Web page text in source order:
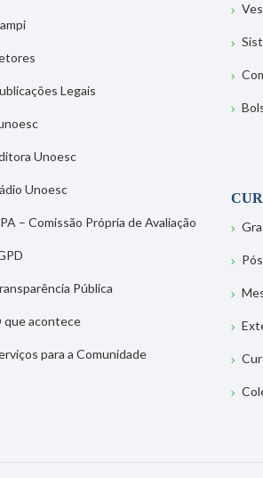
Legais
Unoesc
Unoesc
– Comissão Própria de Avaliação
Pública
que acontece
para a Comunidade